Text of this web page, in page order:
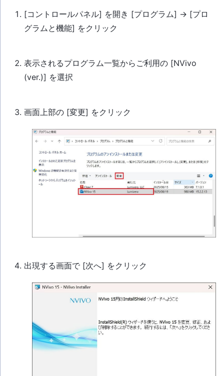
[コントロールパネル] を開き [プログラム] → [プロ
グラムと機能] をクリック
表示されるプログラム一覧からご利用の [NVivo
(ver.)] を選択
画面上部の [変更] をクリック
出現する画面で [次へ] をクリック